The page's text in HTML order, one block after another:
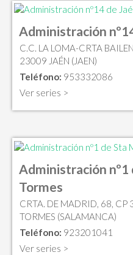
Administración
C.C. LA LOMA-CRTA
23009 JAÉN (JAEN)
Teléfono: 953332086
Ver series >
Administración nº1
Tormes
CRTA. DE MADRID, 68, CP
TORMES (SALAMANCA)
Teléfono: 923201041
Ver series >